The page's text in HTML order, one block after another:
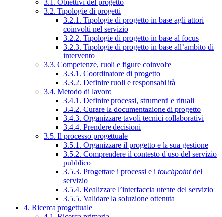
3.1. Obiettivi del progetto
3.2. Tipologie di progetti
3.2.1. Tipologie di progetto in base agli attori
coinvolti nel servizio
3.2.2. Tipologie di progetto in base al focus
3.2.3. Tipologie di progetto in base all’ambito di
intervento
3.3. Competenze, ruoli e figure coinvolte
3.3.1. Coordinatore di progetto
3.3.2. Definire ruoli e responsabilità
3.4. Metodo di lavoro
3.4.1. Definire processi, strumenti e rituali
3.4.2. Curare la documentazione di progetto
3.4.3. Organizzare tavoli tecnici collaborativi
3.4.4. Prendere decisioni
3.5. Il processo progettuale
3.5.1. Organizzare il progetto e la sua gestione
3.5.2. Comprendere il contesto d’uso del servizio
pubblico
3.5.3. Progettare i processi e i touchpointdel
servizio
3.5.4. Realizzare l’interfaccia utente del servizio
3.5.5. Validare la soluzione ottenuta
4. Ricerca progettuale